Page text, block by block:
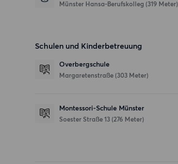
Münster Hansa-Berufskolleg (319 Meter)
Schulen und Kinderbetreuung
Overbergschule
Margaretenstraße (303 Meter)
Montessori-Schule Münster
Soester Straße 13 (276 Meter)